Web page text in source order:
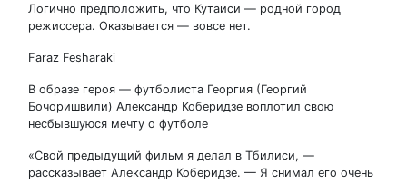
Логично предположить, что Кутаиси — родной город
режиссера. Оказывается — вовсе нет.
Faraz Fesharaki
В образе героя — футболиста Георгия (Георгий
Бочоришвили) Александр Коберидзе воплотил свою
несбывшуюся мечту о футболе
«Свой предыдущий фильм я делал в Тбилиси, —
рассказывает Александр Коберидзе. — Я снимал его очень